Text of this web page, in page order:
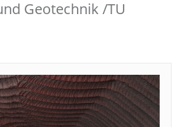
Geotechnik /TU